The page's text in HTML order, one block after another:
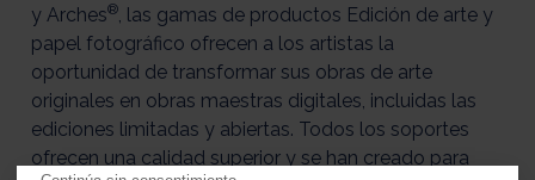
y Arches®, las gamas de productos Edición de arte y
papel fotográfico ofrecen a los artistas la
oportunidad de transformar sus obras de arte
originales en obras maestras digitales, incluidas las
ediciones limitadas y abiertas. Todos los soportes
ofrecen una calidad superior y se han creado para